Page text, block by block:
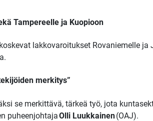
Tampereelle ja Kuopioon
lakkovaroitukset Rovaniemelle
merkitys”
se merkittävä, tärkeä työ, jota
puheenjohtajaOlli Luukkainen(OAJ).